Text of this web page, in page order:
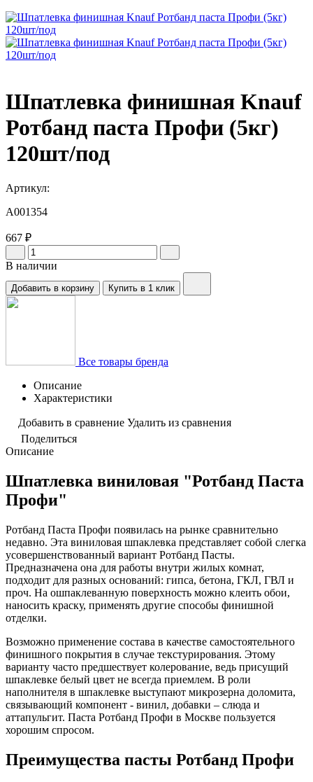
Шпатлевка финишная Knauf
Ротбанд паста Профи (5кг)
120шт/под
Артикул:
A001354
667 ₽
В наличии
Добавить в корзину Купить в 1 клик
Все товары бренда
Описание
Характеристики
Добавить в сравнение Удалить из сравнения
Поделиться
Описание
Шпатлевка виниловая "Ротбанд Паста
Профи"
Ротбанд Паста Профи появилась на рынке сравнительно
недавно. Эта виниловая шпаклевка представляет собой слегка
усовершенствованный вариант Ротбанд Пасты.
Предназначена она для работы внутри жилых комнат,
подходит для разных оснований: гипса, бетона, ГКЛ, ГВЛ и
проч. На ошпаклеванную поверхность можно клеить обои,
наносить краску, применять другие способы финишной
отделки.
Возможно применение состава в качестве самостоятельного
финишного покрытия в случае текстурирования. Этому
варианту часто предшествует колерование, ведь присущий
шпаклевке белый цвет не всегда приемлем. В роли
наполнителя в шпаклевке выступают микрозерна доломита,
связывающий компонент - винил, добавки – слюда и
аттапульгит. Паста Ротбанд Профи в Москве пользуется
хорошим спросом.
Преимущества пасты Ротбанд Профи